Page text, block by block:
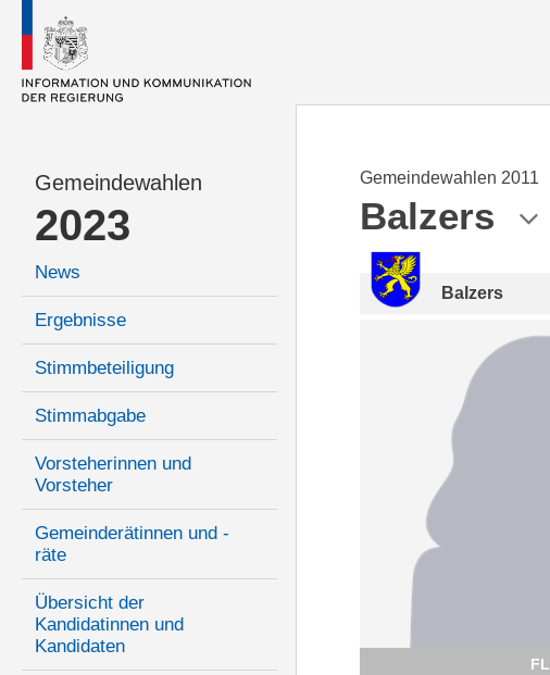
Gemeindewahlen
2023
News
Ergebnisse
Stimmbeteiligung
Stimmabgabe
Vorsteherinnen und
Vorsteher
Gemeinderätinnen und -
räte
Übersicht der
Kandidatinnen und
Kandidaten
Gemeindewahlen 2011
Balzers
Balzers
FL